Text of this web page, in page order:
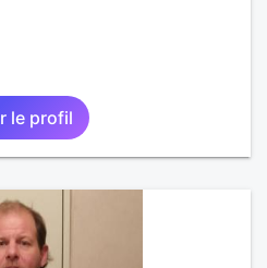
le profil